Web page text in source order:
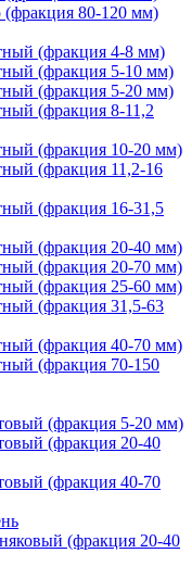
(фракция 80-120 мм)
(фракция 4-8 мм)
(фракция 5-10 мм)
(фракция 5-20 мм)
(фракция 8-11,2
(фракция 10-20 мм)
(фракция 11,2-16
(фракция 16-31,5
(фракция 20-40 мм)
(фракция 20-70 мм)
(фракция 25-60 мм)
(фракция 31,5-63
(фракция 40-70 мм)
(фракция 70-150
(фракция 5-20 мм)
(фракция 20-40
(фракция 40-70
(фракция 20-40